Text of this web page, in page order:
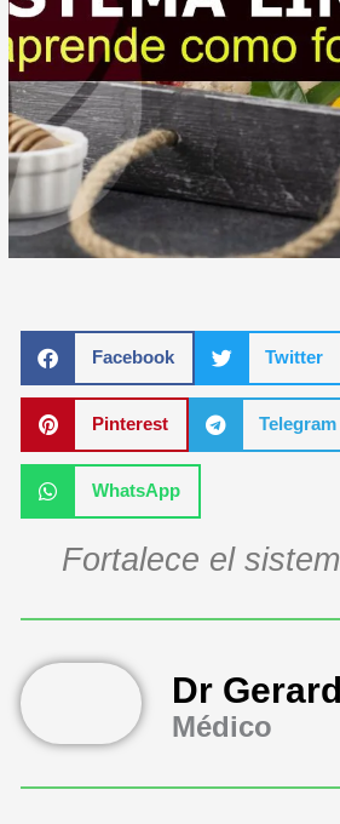
Facebook Twitter
Pinterest Telegram
WhatsApp
Fortalece el
Dr
Médico